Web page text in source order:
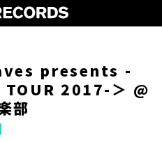
presents -
2017-＞ @
部